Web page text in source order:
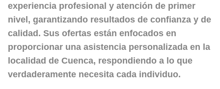
experiencia profesional y atención de primer
nivel, garantizando resultados de confianza y de
calidad. Sus ofertas están enfocados en
proporcionar una asistencia personalizada en la
localidad de Cuenca, respondiendo a lo que
verdaderamente necesita cada individuo.